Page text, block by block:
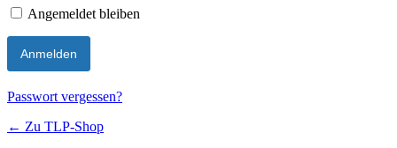
Angemeldet bleiben
Passwort vergessen?
← Zu TLP-Shop